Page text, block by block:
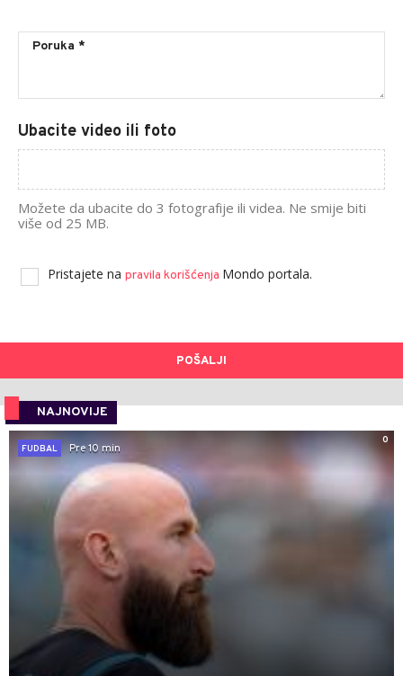
Ubacite video ili foto
Možete da ubacite do 3 fotografije ili videa. Ne smije biti
više od 25 MB.
Pristajete na pravila korišćenja Mondo portala.
POŠALJI
NAJNOVIJE
0
FUDBAL
Pre 10 min